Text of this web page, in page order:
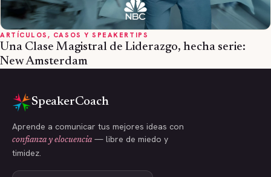
ARTÍCULOS, CASOS Y SPEAKERTIPS
Una Clase Magistral de Liderazgo, hecha serie:
New Amsterdam
SpeakerCoach
Aprende a comunicar tus mejores ideas con
confianza y elocuencia — libre de miedo y
timidez.